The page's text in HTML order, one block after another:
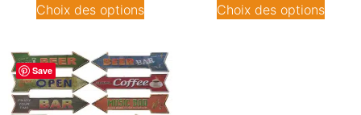
Choix des options Choix des options
Save